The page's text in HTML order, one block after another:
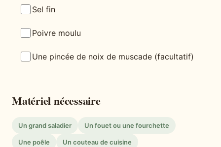
Sel fin
Poivre moulu
Une pincée de noix de muscade (facultatif)
Matériel nécessaire
Un grand saladier Un fouet ou une fourchette
Une poêle Un couteau de cuisine